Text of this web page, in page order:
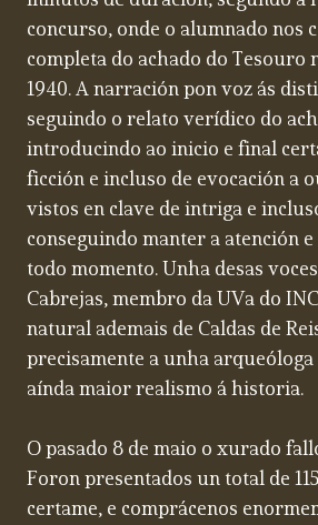
concurso, onde o alumnado nos
completa do achado do Tesouro
1940. A narración pon voz ás
seguindo o relato verídico do
introducindo ao inicio e final
ficción e incluso de evocación a
vistos en clave de intriga e
conseguindo manter a atención
todo momento. Unha desas
Cabrejas, membro da UVa do
natural ademais de Caldas de
precisamente a unha
aínda maior realismo á historia.
O pasado 8 de maio o xurado
Foron presentados un total de
certame, e comprácenos